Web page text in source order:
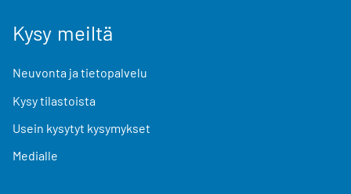
Kysy meiltä
Neuvonta ja tietopalvelu
Kysy tilastoista
Usein kysytyt kysymykset
Medialle